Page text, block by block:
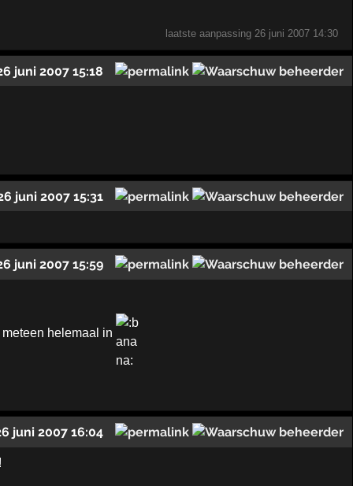
laatste aanpassing 26 juni 2007 14:30
juni 2007 15:18
juni 2007 15:31
juni 2007 15:59
helemaal in
juni 2007 16:04